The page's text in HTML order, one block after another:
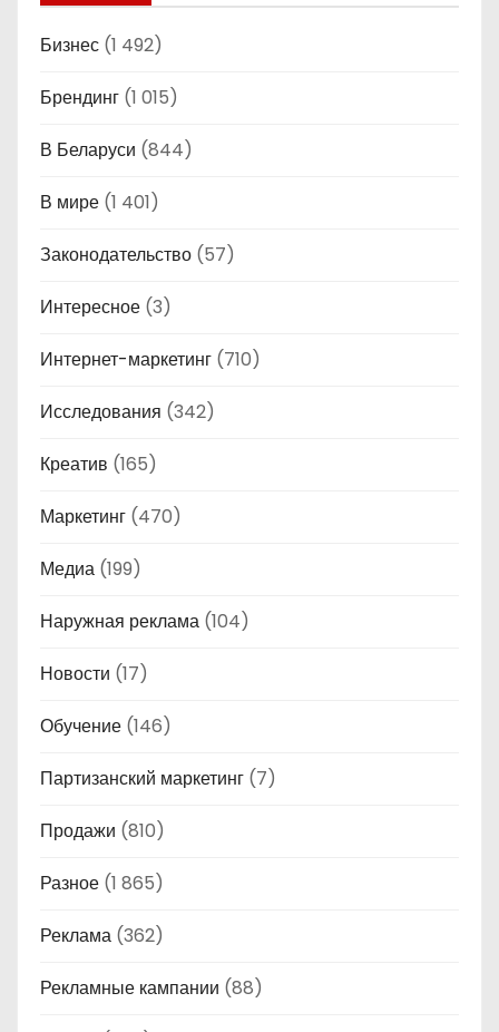
Бизнес (1 492)
Брендинг (1 015)
В Беларуси (844)
В мире (1 401)
Законодательство (57)
Интересное (3)
Интернет-маркетинг (710)
Исследования (342)
Креатив (165)
Маркетинг (470)
Медиа (199)
Наружная реклама (104)
Новости (17)
Обучение (146)
Партизанский маркетинг (7)
Продажи (810)
Разное (1 865)
Реклама (362)
Рекламные кампании (88)